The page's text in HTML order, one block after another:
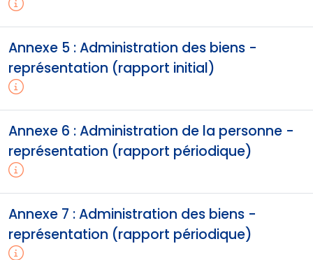
Annexe 5 : Administration des biens -
représentation (rapport initial)
Annexe 6 : Administration de la personne -
représentation (rapport périodique)
Annexe 7 : Administration des biens -
représentation (rapport périodique)